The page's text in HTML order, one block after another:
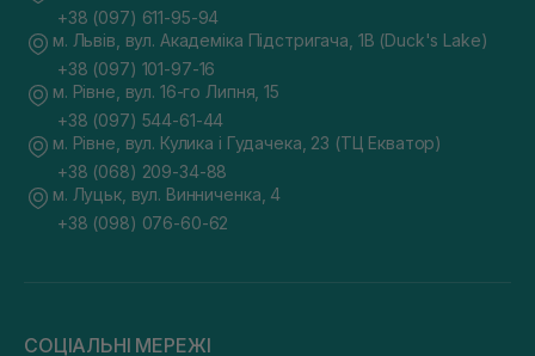
+38 (097) 611-95-94
м. Львів, вул. Академіка Підстригача, 1В (Duck's Lake)
+38 (097) 101-97-16
м. Рівне, вул. 16-го Липня, 15
+38 (097) 544-61-44
м. Рівне, вул. Кулика і Гудачека, 23 (ТЦ Екватор)
+38 (068) 209-34-88
м. Луцьк, вул. Винниченка, 4
+38 (098) 076-60-62
СОЦІАЛЬНІ МЕРЕЖІ